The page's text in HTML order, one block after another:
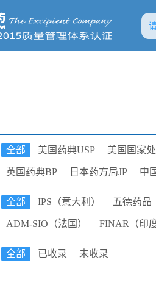
全部 美国药典USP 美国国家
英国药典BP 日本药方局JP 中
国际药典Ph.Int
全部 IPS（意大利） 五德药品
ADM-SIO（法国） FINAR（印度
Duksan德山药品（韩国）
Sudeep苏迪普（印度） Ambuja
全部 已收录 未收录